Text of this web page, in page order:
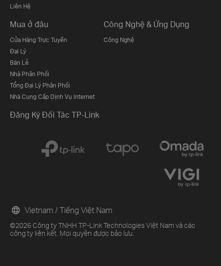
Liên Hệ
Mua ở đâu
Cửa Hàng Trực Tuyến
Đại Lý
Bán Lẻ
Nhà Phân Phối
Tổng Đại Lý Phân Phối
Nhà Cung Cấp Dịnh Vụ Internet
Công Nghệ & Ứng Dụng
Công Nghệ
Đăng Ký Đối Tác TP-Link
©2026 Công ty TNHH TP-Link Technologies Việt Nam và các
công ty liên kết. Mọi quyền được bảo lưu.
Vietnam / Tiếng Việt Nam